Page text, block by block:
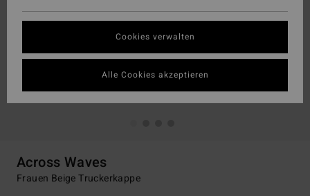
Across Waves
Frauen Beige Truckerkappe
Cookies verwalten
Alle Cookies akzeptieren